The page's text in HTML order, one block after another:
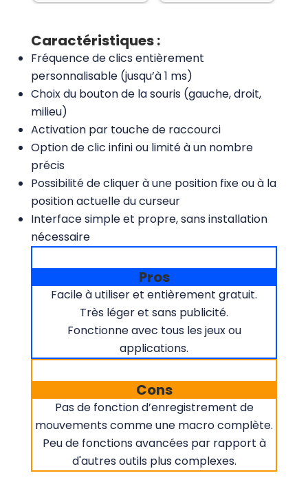
Caractéristiques :
Fréquence de clics entièrement
personnalisable (jusqu’à 1 ms)
Choix du bouton de la souris (gauche, droit,
milieu)
Activation par touche de raccourci
Option de clic infini ou limité à un nombre
précis
Possibilité de cliquer à une position fixe ou à la
position actuelle du curseur
Interface simple et propre, sans installation
nécessaire
Pros
Facile à utiliser et entièrement gratuit.
Très léger et sans publicité.
Fonctionne avec tous les jeux ou
applications.
Cons
Pas de fonction d’enregistrement de
mouvements comme une macro complète.
Peu de fonctions avancées par rapport à
d'autres outils plus complexes.